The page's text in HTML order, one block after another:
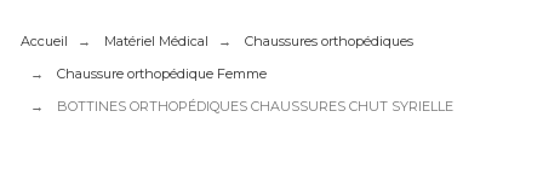
Accueil Matériel Médical
Chaussures orthopédiques
Chaussure orthopédique Femme
BOTTINES ORTHOPÉDIQUES CHAUSSURES CHUT SYRIELLE